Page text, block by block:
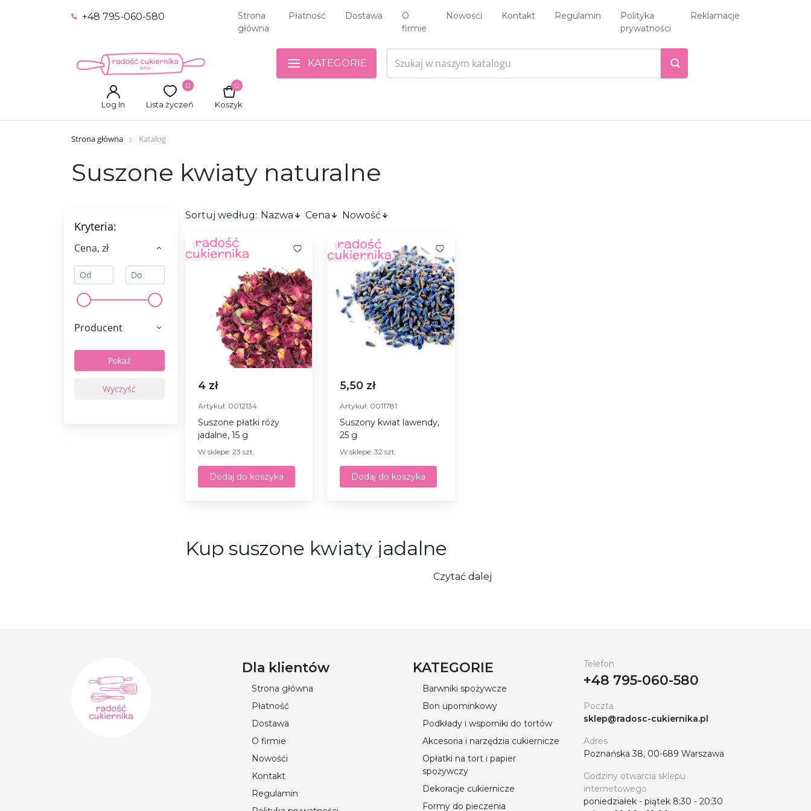
+48 795-060-580
Strona
główna
Płatność Dostawa
O
firmie
Nowośći Kontakt Regulamin
Polityka
prywatności
Reklamacje
Log In Lista życzeń
0
Koszyk
0
KATEGORIE
Strona główna Katalog
Suszone kwiaty naturalne
Kryteria:
Сena, zł
Producent
Sortuj według: Nazwa Cena Nowość
4 zł
Artykuł: 0012134
Suszone płatki róży
jadalne, 15 g
W sklepe: 23 szt.
Dodaj do koszyka
5,50 zł
Artykuł: 0011781
Suszony kwiat lawendy,
25 g
W sklepe: 32 szt.
Dodaj do koszyka
Kup suszone kwiaty jadalne
Kup suszone kwiaty spożywcze w szerokim wyborze i atrakcyjnych cenach w sklepie internetowym „Radość
zdrowotne – zawierają witaminy, minerały i antyoksydanty. Dodaj je do swoich dań, aby wzbogacić je o wartości
odżywcze i piękny wygląd. Nie trać czasu na szukanie – w „Radości Cukiernika” znajdziesz wszystko, czego
potrzebujesz, by urzeczywistnić swoje kulinarne pomysły.
Czytać dalej
Dla klientów
Strona główna
Płatność
Dostawa
O firmie
Nowośći
Kontakt
Regulamin
KATEGORIE
Barwniki spożywcze
Bon upominkowy
Podkłady i wsporniki do tortów
Akcesoria i narzędzia cukiernicze
Opłatki na tort i papier
spożywczy
Dekoracje cukiernicze
Formy do pieczenia
Telefon
+48 795-060-580
Poczta
sklep@radosc-cukiernika.pl
Adres
Poznańska 38, 00-689 Warszawa
Godziny otwarcia sklepu
internetowego
poniedziałek - piątek 8:30 - 20:30